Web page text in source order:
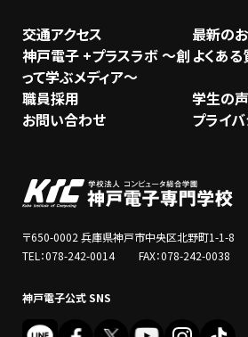
交通アクセス
最新の
神戸電子 +プラスラボ ～創
って学ぶメディア～
よくあ
職員採用
学生の声
お問い合わせ
プライ
〒650-0002 兵庫県神戸市中央区北野町1-1-8
TEL：078-242-0014 FAX：078-242-0038
神戸電子公式 SNS